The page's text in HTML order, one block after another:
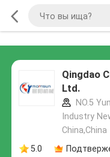
Qingdao
Ltd.
NO.5
Industry
China,China
5.0